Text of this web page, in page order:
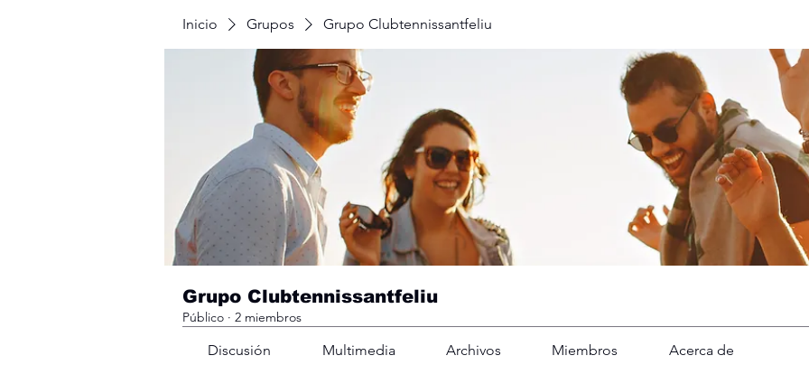
Inicio Grupos Grupo Clubtennissantfeliu
Grupo Clubtennissantfeliu
Público · 2 miembros
Discusión Multimedia Archivos Miembros Acerca de